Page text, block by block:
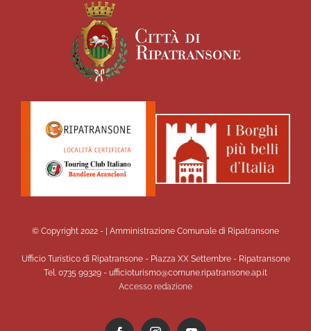
© Copyright 2022 - | Amministrazione Comunale di Ripatransone
Ufficio Turistico di Ripatransone - Piazza XX Settembre - Ripatransone
Tel. 0735 99329 - ufficioturismo@comune.ripatransone.ap.it
Accesso redazione